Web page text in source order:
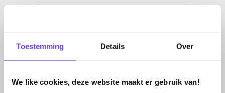
Toestemming Details Over
We like cookies, deze website maakt er gebruik van!
De kracht van dit project